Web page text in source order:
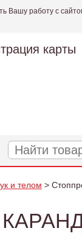
Вашу работу с
карты
и телом >